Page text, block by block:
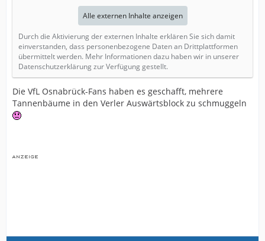
Alle externen Inhalte anzeigen
Durch die Aktivierung der externen Inhalte erklären Sie sich damit
einverstanden, dass personenbezogene Daten an Drittplattformen
übermittelt werden. Mehr Informationen dazu haben wir in unserer
Datenschutzerklärung zur Verfügung gestellt.
Die VfL Osnabrück-Fans haben es geschafft, mehrere
Tannenbäume in den Verler Auswärtsblock zu schmuggeln